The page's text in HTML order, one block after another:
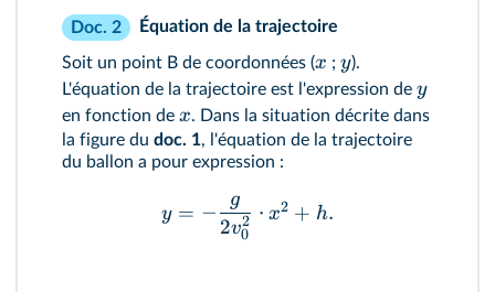
Doc. 2 Équation de la trajectoire
Soit un point B de coordonnées (x ; y).
L'équation de la trajectoire est l'expression de y
en fonction de x. Dans la situation décrite dans
la figure du doc. 1, l'équation de la trajectoire
du ballon a pour expression :
y = −
2v0
2
g
⋅ x2 + h.